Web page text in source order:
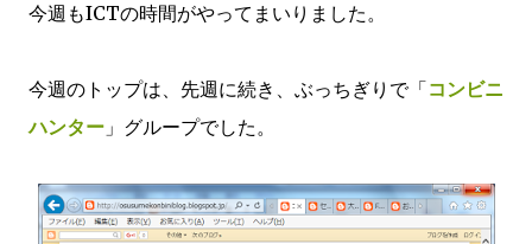
今週もICTの時間がやってまいりました。
今週のトップは、先週に続き、ぶっちぎりで「コンビニ
ハンター 」グループでした。